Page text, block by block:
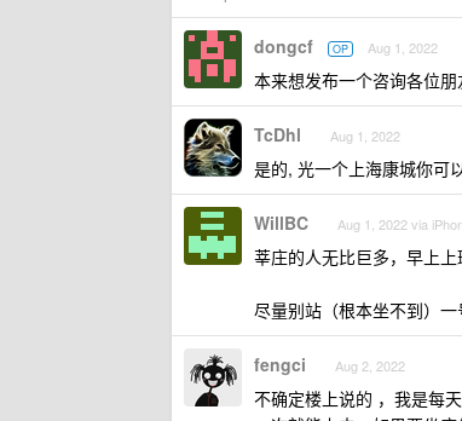
dongcf OP Aug 1, 2022
本来想发布一个咨询各位
TcDhl Aug 1, 2022
是的, 光一个上海康城你可
WillBC Aug 1, 2022 via
莘庄的人无比巨多，早上
尽量别站（根本坐不到）一
fengci Aug 2, 2022
不确定楼上说的 ，我是每